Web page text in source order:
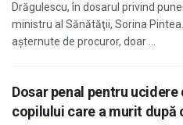
Drăgulescu, în dosarul privind
ministru al Sănătăţii, Sorina
aşternute de procuror, doar ...
Dosar penal pentru ucidere
copilului care a murit după